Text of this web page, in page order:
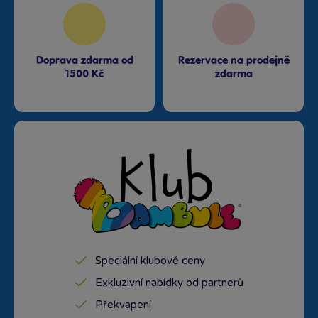
Bambule Praha Černý Most
Zítra od 11:00 · skladem 7 kusů
Bambule Praha OC Arkády
Dnes od 19:30
poslední kus skladem
Bambule Praha OC Flora
poslední kus skladem
Bambule Praha OC Krakov
Rezervovat zde
Bambule Praha OC Letňany
Rezervovat zde
Doprava zdarma od
1500 Kč
Rezervace na prodejně
zdarma
Speciální klubové ceny
Exkluzivní nabídky od partnerů
Překvapení